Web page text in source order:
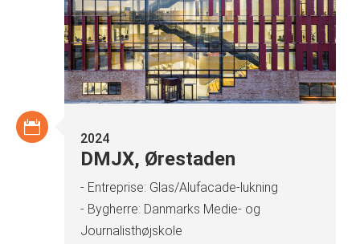
2024
DMJX, Ørestaden
- Entreprise: Glas/Alufacade-lukning
- Bygherre: Danmarks Medie- og
Journalisthøjskole